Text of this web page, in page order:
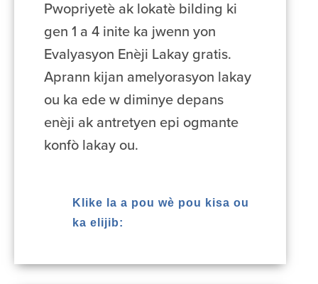
Pwopriyetè ak lokatè bilding ki
gen 1 a 4 inite ka jwenn yon
Evalyasyon Enèji Lakay gratis.
Aprann kijan amelyorasyon lakay
ou ka ede w diminye depans
enèji ak antretyen epi ogmante
konfò lakay ou.
Klike la a pou wè pou kisa ou
ka elijib: